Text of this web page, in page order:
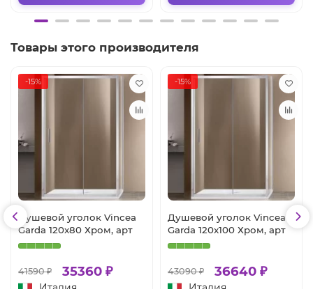
Товары этого производителя
-15%
Душевой уголок Vincea
Garda 120x80 Хром, арт
41590 ₽ 35360 ₽
-15%
Душевой уголок Vincea
Garda 120x100 Хром, арт
43090 ₽ 36640 ₽